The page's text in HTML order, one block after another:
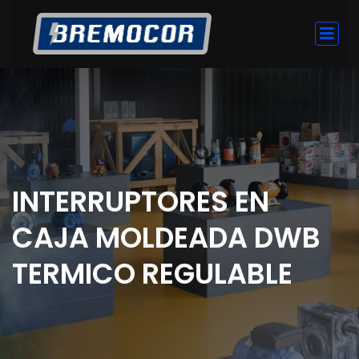
INTERRUPTORES EN
CAJA MOLDEADA DWB
TERMICO REGULABLE